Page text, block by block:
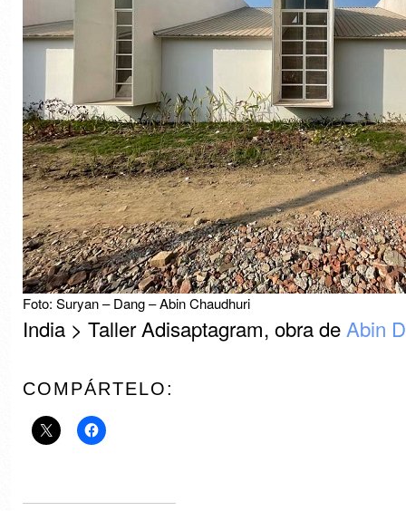
Foto: Suryan – Dang – Abin Chaudhuri
India > Taller Adisaptagram, obra de Abin
COMPÁRTELO: